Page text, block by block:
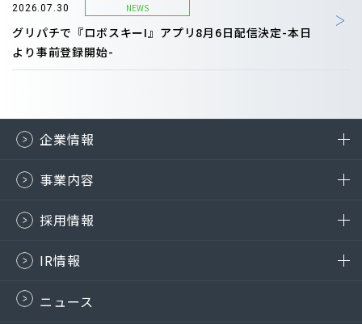
2026.07.30 NEWS
グリパチで『ロボスキーI』アプリ8月6日配信決定-本日
より事前登録開始-
企業情報
事業内容
採用情報
IR情報
ニュース